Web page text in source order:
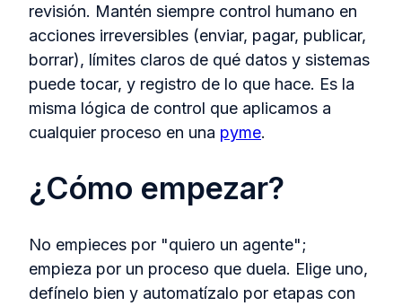
revisión. Mantén siempre control humano en
acciones irreversibles (enviar, pagar, publicar,
borrar), límites claros de qué datos y sistemas
puede tocar, y registro de lo que hace. Es la
misma lógica de control que aplicamos a
cualquier proceso en una pyme.
¿Cómo empezar?
No empieces por "quiero un agente";
empieza por un proceso que duela. Elige uno,
defínelo bien y automatízalo por etapas con